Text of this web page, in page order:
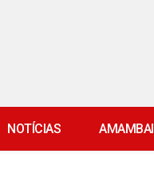
NOTÍCIAS AMAMBAI